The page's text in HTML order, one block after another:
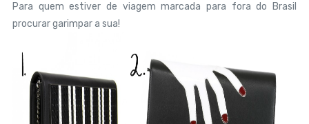
Para quem estiver de viagem marcada para fora do Brasil
procurar garimpar a sua!